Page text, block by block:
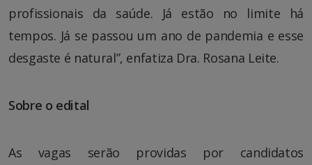
profissionais da saúde. Já estão no limite há
tempos. Já se passou um ano de pandemia e esse
desgaste é natural”, enfatiza Dra. Rosana Leite.
Sobre o edital
As vagas serão providas por candidatos